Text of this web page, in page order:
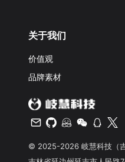
© 2025-2026 岐慧科技（
关于我们
价值观
品牌素材